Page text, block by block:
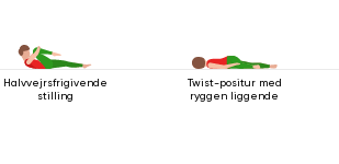
Halvvejrsfrigivende
stilling
Twist-positur med
ryggen liggende